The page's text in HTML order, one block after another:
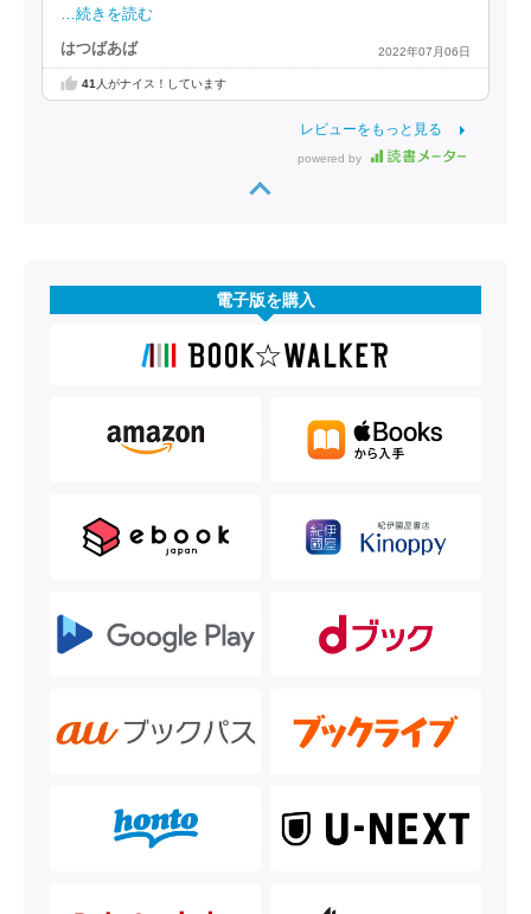
…続きを読む
はつばあば 2022年07月06日
41人がナイス！しています
レビューをもっと見る
powered by
電子版を購入